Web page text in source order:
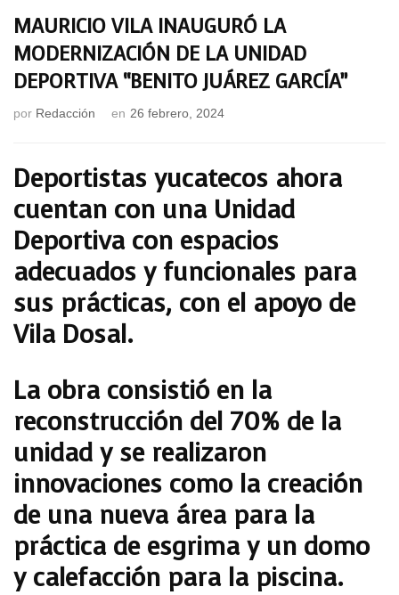
MAURICIO VILA INAUGURÓ LA
MODERNIZACIÓN DE LA UNIDAD
DEPORTIVA “BENITO JUÁREZ GARCÍA”
por Redacción en 26 febrero, 2024
Deportistas yucatecos ahora
cuentan con una Unidad
Deportiva con espacios
adecuados y funcionales para
sus prácticas, con el apoyo de
Vila Dosal.
La obra consistió en la
reconstrucción del 70% de la
unidad y se realizaron
innovaciones como la creación
de una nueva área para la
práctica de esgrima y un domo
y calefacción para la piscina.